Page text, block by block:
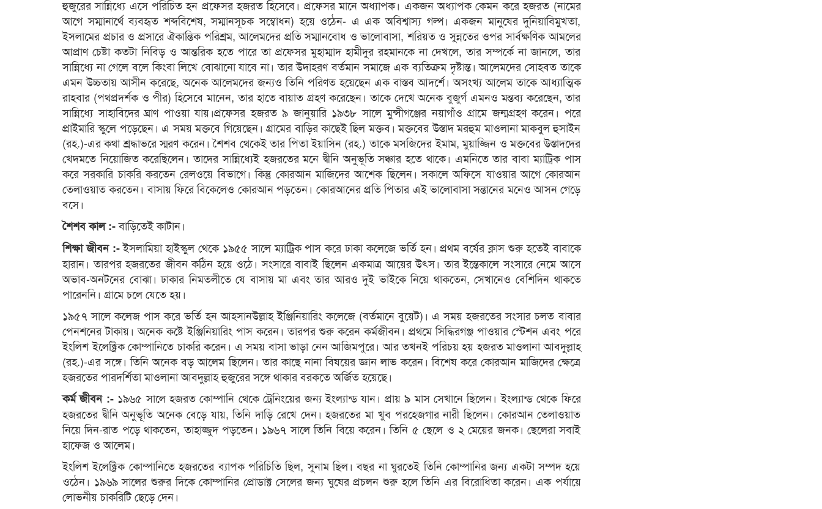
হুজুরের সান্নিধ্যে এসে পরিচিত হন প্রফেসর হজরত হিসেবে। প্রফেসর মানে অধ্যাপক। একজন অধ্যাপক কেমন করে হজরত (নামের
আগে সম্মানার্থে ব্যবহৃত শব্দবিশেষ, সম্মানসূচক সম্বোধন) হয়ে ওঠেন- এ এক অবিশ্বাস্য গল্প। একজন মানুষের দুনিয়াবিমুখতা,
ইসলামের প্রচার ও প্রসারে ঐকান্তিক পরিশ্রম, আলেমদের প্রতি সম্মানবোধ ও ভালোবাসা, শরিয়ত ও সুন্নতের ওপর সার্বক্ষণিক আমলের
আপ্রাণ চেষ্টা কতটা নিবিড় ও আন্তরিক হতে পারে তা প্রফেসর মুহাম্মাদ হামীদুর রহমানকে না দেখলে, তার সম্পর্কে না জানলে, তার
সান্নিধ্যে না গেলে বলে কিংবা লিখে বোঝানো যাবে না। তার উদাহরণ বর্তমান সমাজে এক ব্যতিক্রম দৃষ্টান্ত। আলেমদের সোহবত তাকে
এমন উচ্চতায় আসীন করেছে, অনেক আলেমদের জন্যও তিনি পরিণত হয়েছেন এক বাস্তব আদর্শে। অসংখ্য আলেম তাকে আধ্যাত্মিক
রাহবার (পথপ্রদর্শক ও পীর) হিসেবে মানেন, তার হাতে বায়াত গ্রহণ করেছেন। তাকে দেখে অনেক বুজুর্গ এমনও মন্তব্য করেছেন, তার
সান্নিধ্যে সাহাবিদের ঘ্রাণ পাওয়া যায়।প্রফেসর হজরত ৯ জানুয়ারি ১৯৩৮ সালে মুন্সীগঞ্জের নয়াগাঁও গ্রামে জন্মগ্রহণ করেন। পরে
প্রাইমারি স্কুলে পড়েছেন। এ সময় মক্তবে গিয়েছেন। গ্রামের বাড়ির কাছেই ছিল মক্তব। মক্তবের উস্তাদ মরহুম মাওলানা মাকবুল হুসাইন
(রহ.)-এর কথা শ্রদ্ধাভরে স্মরণ করেন। শৈশব থেকেই তার পিতা ইয়াসিন (রহ.) তাকে মসজিদের ইমাম, মুয়াজ্জিন ও মক্তবের উস্তাদদের
খেদমতে নিয়োজিত করেছিলেন। তাদের সান্নিধ্যেই হজরতের মনে দ্বীনি অনুভূতি সঞ্চার হতে থাকে। এমনিতে তার বাবা ম্যাট্রিক পাস
করে সরকারি চাকরি করতেন রেলওয়ে বিভাগে। কিন্তু কোরআন মাজিদের আশেক ছিলেন। সকালে অফিসে যাওয়ার আগে কোরআন
তেলাওয়াত করতেন। বাসায় ফিরে বিকেলেও কোরআন পড়তেন। কোরআনের প্রতি পিতার এই ভালোবাসা সন্তানের মনেও আসন গেড়ে
বসে।
শৈশব কাল :-বাড়িতেই কাটান।
শিক্ষা জীবন :-ইসলামিয়া হাইস্কুল থেকে ১৯৫৫ সালে ম্যাট্রিক পাস করে ঢাকা কলেজে ভর্তি হন। প্রথম বর্ষের ক্লাস শুরু হতেই বাবাকে
হারান। তারপর হজরতের জীবন কঠিন হয়ে ওঠে। সংসারে বাবাই ছিলেন একমাত্র আয়ের উৎস। তার ইন্তেকালে সংসারে নেমে আসে
অভাব-অনটনের বোঝা। ঢাকার নিমতলীতে যে বাসায় মা এবং তার আরও দুই ভাইকে নিয়ে থাকতেন, সেখানেও বেশিদিন থাকতে
পারেননি। গ্রামে চলে যেতে হয়।
১৯৫৭ সালে কলেজ পাস করে ভর্তি হন আহসানউল্লাহ ইঞ্জিনিয়ারিং কলেজে (বর্তমানে বুয়েট)। এ সময় হজরতের সংসার চলত বাবার
পেনশনের টাকায়। অনেক কষ্টে ইঞ্জিনিয়ারিং পাস করেন। তারপর শুরু করেন কর্মজীবন। প্রথমে সিদ্ধিরগঞ্জ পাওয়ার স্টেশন এবং পরে
ইংলিশ ইলেক্ট্রিক কোম্পানিতে চাকরি করেন। এ সময় বাসা ভাড়া নেন আজিমপুরে। আর তখনই পরিচয় হয় হজরত মাওলানা আবদুল্লাহ
(রহ.)-এর সঙ্গে। তিনি অনেক বড় আলেম ছিলেন। তার কাছে নানা বিষয়ের জ্ঞান লাভ করেন। বিশেষ করে কোরআন মাজিদের ক্ষেত্রে
হজরতের পারদর্শিতা মাওলানা আবদুল্লাহ হুজুরের সঙ্গে থাকার বরকতে অর্জিত হয়েছে।
কর্ম জীবন :- ১৯৬৫ সালে হজরত কোম্পানি থেকে ট্রেনিংয়ের জন্য ইংল্যান্ড যান। প্রায় ৯ মাস সেখানে ছিলেন। ইংল্যান্ড থেকে ফিরে
হজরতের দ্বীনি অনুভূতি অনেক বেড়ে যায়, তিনি দাড়ি রেখে দেন। হজরতের মা খুব পরহেজগার নারী ছিলেন। কোরআন তেলাওয়াত
নিয়ে দিন-রাত পড়ে থাকতেন, তাহাজ্জুদ পড়তেন। ১৯৬৭ সালে তিনি বিয়ে করেন। তিনি ৫ ছেলে ও ২ মেয়ের জনক। ছেলেরা সবাই
হাফেজ ও আলেম।
ইংলিশ ইলেক্ট্রিক কোম্পানিতে হজরতের ব্যাপক পরিচিতি ছিল, সুনাম ছিল। বছর না ঘুরতেই তিনি কোম্পানির জন্য একটা সম্পদ হয়ে
ওঠেন। ১৯৬৯ সালের শুরুর দিকে কোম্পানির প্রোডাক্ট সেলের জন্য ঘুষের প্রচলন শুরু হলে তিনি এর বিরোধিতা করেন। এক পর্যায়ে
লোভনীয় চাকরিটি ছেড়ে দেন।